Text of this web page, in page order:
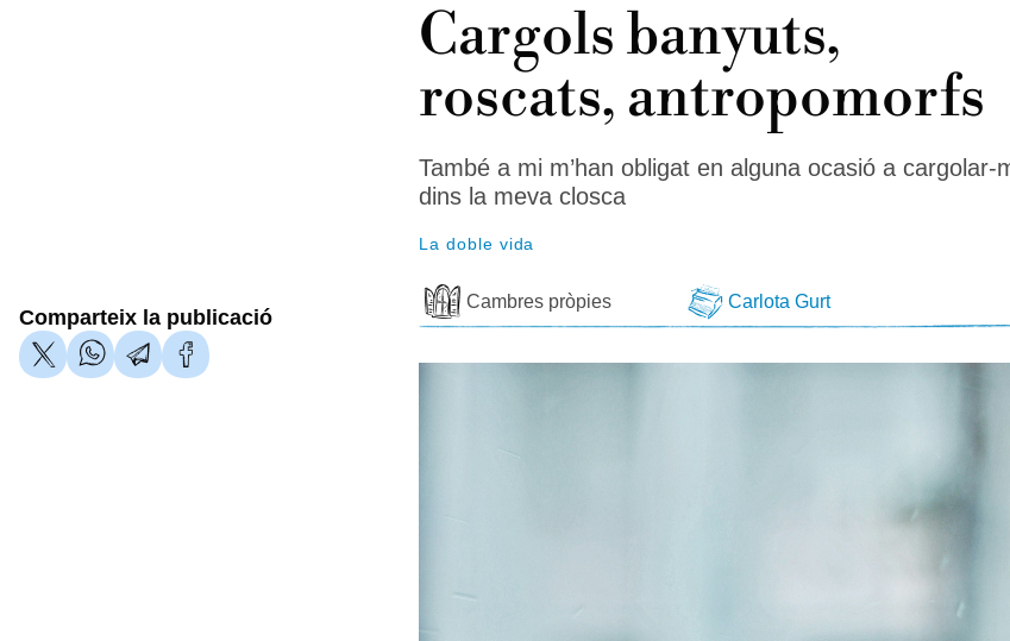
Cargols banyuts,
roscats, antropomorfs
També a mi m’han obligat en alguna ocasió a cargolar-
dins la meva closca
La doble vida
Cambres pròpies Carlota Gurt
Comparteix la publicació